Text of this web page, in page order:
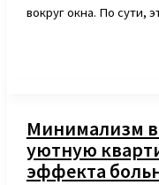
вокруг окна. По сути,
Минимализм в
уютную
эффекта